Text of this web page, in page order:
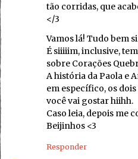
tão corridas, que
</3
Vamos lá! Tudo bem
É siiiiim, inclusive,
sobre Corações
A história da Paola e
em específico, os
você vai gostar hiihh.
Caso leia, depois me
Beijinhos <3
Responder